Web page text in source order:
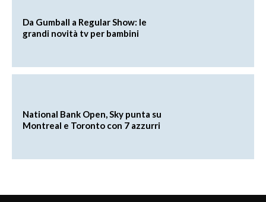
Da Gumball a Regular Show: le
grandi novità tv per bambini
National Bank Open, Sky punta su
Montreal e Toronto con 7 azzurri